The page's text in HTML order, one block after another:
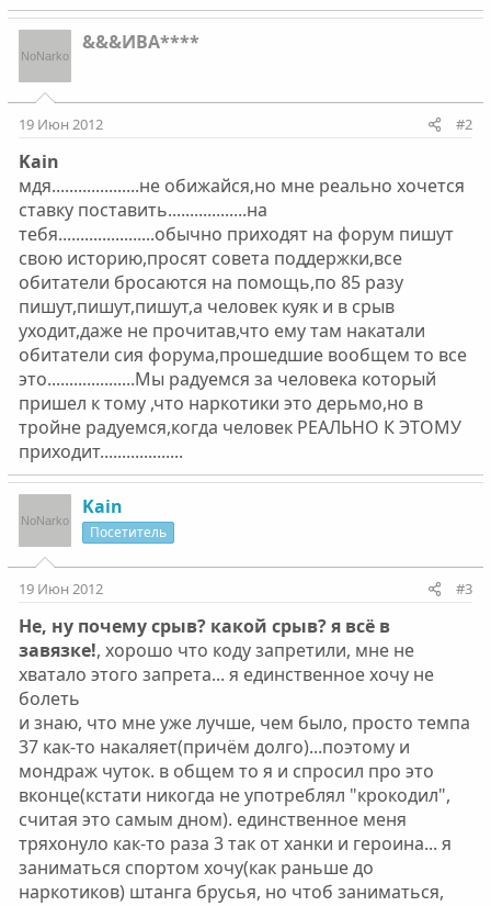
&&&ИВА****
19 Июн 2012 #2
Kain
мдя....................не обижайся,но мне реально хочется
ставку поставить..................на
тебя......................обычно приходят на форум пишут
свою историю,просят совета поддержки,все
обитатели бросаются на помощь,по 85 разу
пишут,пишут,пишут,а человек куяк и в срыв
уходит,даже не прочитав,что ему там накатали
обитатели сия форума,прошедшие вообщем то все
это....................Мы радуемся за человека который
пришел к тому ,что наркотики это дерьмо,но в
тройне радуемся,когда человек РЕАЛЬНО К ЭТОМУ
приходит...................
Kain
Посетитель
19 Июн 2012 #3
Не, ну почему срыв? какой срыв? я всё в
завязке!, хорошо что коду запретили, мне не
хватало этого запрета... я единственное хочу не
болеть
и знаю, что мне уже лучше, чем было, просто темпа
37 как-то накаляет(причём долго)...поэтому и
мондраж чуток. в общем то я и спросил про это
вконце(кстати никогда не употреблял "крокодил",
считая это самым дном). единственное меня
тряхонуло как-то раза 3 так от ханки и героина... я
заниматься спортом хочу(как раньше до
наркотиков) штанга брусья, но чтоб заниматься,